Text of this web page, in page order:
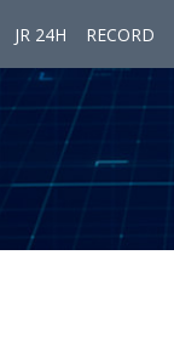
JR 24H RECORD